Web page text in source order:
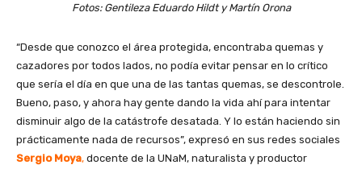
Fotos: Gentileza Eduardo Hildt y Martín Orona
“Desde que conozco el área protegida, encontraba quemas y
cazadores por todos lados, no podía evitar pensar en lo crítico
que sería el día en que una de las tantas quemas, se descontrole.
Bueno, paso, y ahora hay gente dando la vida ahí para intentar
disminuir algo de la catástrofe desatada. Y lo están haciendo sin
prácticamente nada de recursos”, expresó en sus redes sociales
Sergio Moya, docente de la UNaM, naturalista y productor